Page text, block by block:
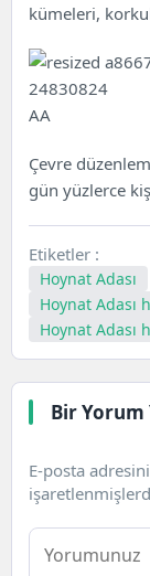
kümeleri,
AA
Çevre
gün yüzlerce
Etiketler :
Hoynat Adası
Hoynat Adası
Hoynat Adası
Bir Yorum
E-posta